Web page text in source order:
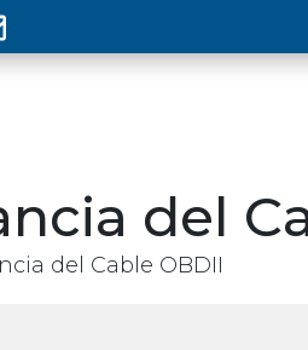
del
del Cable OBDII